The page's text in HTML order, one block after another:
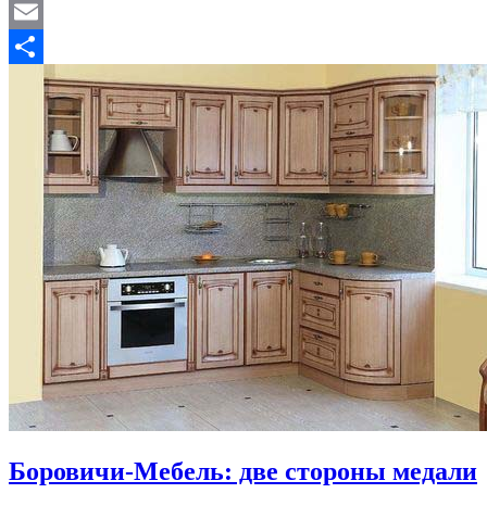
Mastodon
Email
Отправить
Боровичи-Мебель: две стороны медали